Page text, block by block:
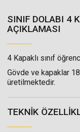
SINIF DOLABI 4
AÇIKLAMASI
4 Kapaklı sınıf
Gövde ve kapaklar
üretilmektedir.
TEKNIK